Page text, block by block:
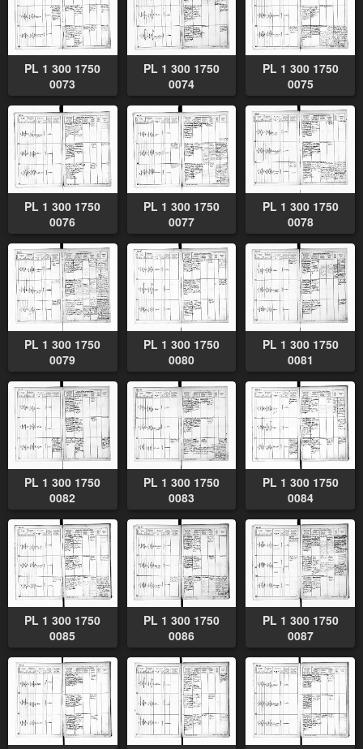
PL 1 300 1750
0073
PL 1 300 1750
0074
PL 1 300 1750
0075
PL 1 300 1750
0076
PL 1 300 1750
0077
PL 1 300 1750
0078
PL 1 300 1750
0079
PL 1 300 1750
0080
PL 1 300 1750
0081
PL 1 300 1750
0082
PL 1 300 1750
0083
PL 1 300 1750
0084
PL 1 300 1750
0085
PL 1 300 1750
0086
PL 1 300 1750
0087